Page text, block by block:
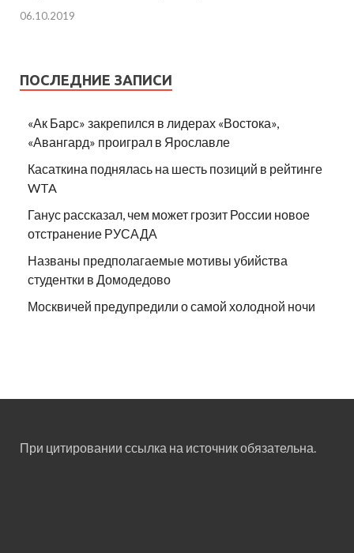
06.10.2019
ПОСЛЕДНИЕ ЗАПИСИ
«Ак Барс» закрепился в лидерах «Востока»,
«Авангард» проиграл в Ярославле
Касаткина поднялась на шесть позиций в рейтинге
WTA
Ганус рассказал, чем может грозит России новое
отстранение РУСАДА
Названы предполагаемые мотивы убийства
студентки в Домодедово
Москвичей предупредили о самой холодной ночи
При цитировании ссылка на источник обязательна.